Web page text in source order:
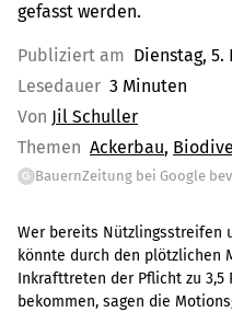
gefasst werden.
Publiziert am Dienstag, 5.
Lesedauer 3 Minuten
Von Jil Schuller
Themen Ackerbau
G BauernZeitung bei Google
Wer bereits Nützlingsstreifen
könnte durch den plötzlichen
Inkrafttreten der Pflicht zu 3,5
bekommen, sagen die